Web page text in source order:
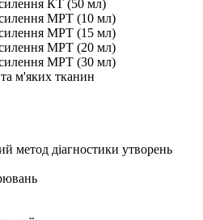
КТ (50 мл)
МРТ (10 мл)
МРТ (15 мл)
МРТ (20 мл)
МРТ (30 мл)
м'яких тканин
метод діагностики утворень